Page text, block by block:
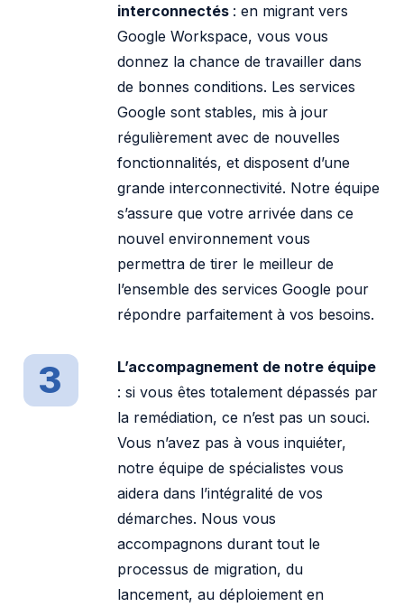
interconnectés : en migrant vers
Google Workspace, vous vous
donnez la chance de travailler dans
de bonnes conditions. Les services
Google sont stables, mis à jour
régulièrement avec de nouvelles
fonctionnalités, et disposent d’une
grande interconnectivité. Notre équipe
s’assure que votre arrivée dans ce
nouvel environnement vous
permettra de tirer le meilleur de
l’ensemble des services Google pour
répondre parfaitement à vos besoins.
3
L’accompagnement de notre équipe
: si vous êtes totalement dépassés par
la remédiation, ce n’est pas un souci.
Vous n’avez pas à vous inquiéter,
notre équipe de spécialistes vous
aidera dans l’intégralité de vos
démarches. Nous vous
accompagnons durant tout le
processus de migration, du
lancement, au déploiement en